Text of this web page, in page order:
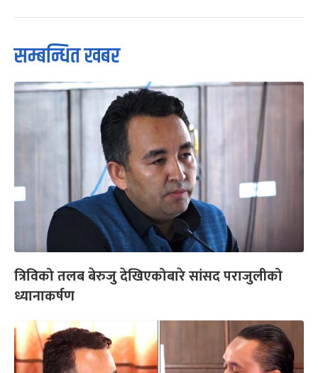
सम्बन्धित खबर
त्रिविको तलब बेरुजु देखिएकोबारे सांसद पराजुलीको
ध्यानाकर्षण